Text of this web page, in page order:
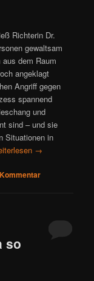
Richterin Dr.
gewaltsam
dem Raum
angeklagt
Angriff gegen
spannend
und
sind – und sie
Situationen in
→
so